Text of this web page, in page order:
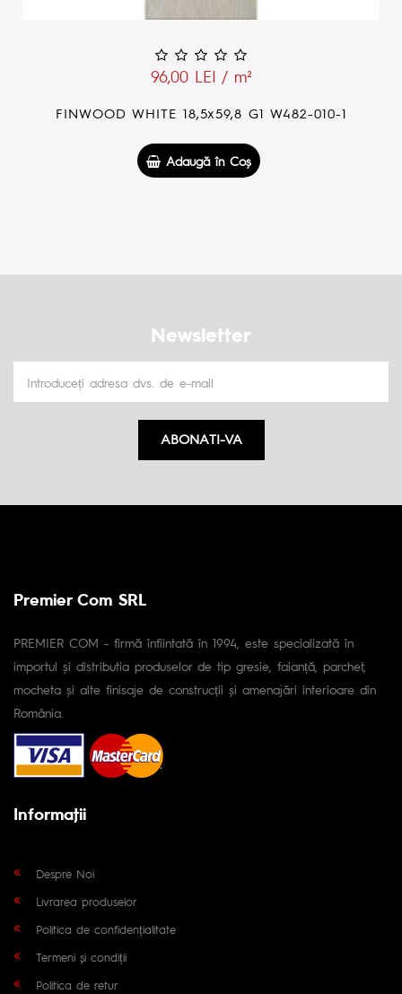
96,00 LEI / m²
FINWOOD WHITE 18,5x59,8 G1 W482-010-1
Adaugă în Coş
Newsletter
ABONATI-VA
Premier Com SRL
PREMIER COM - firmă înfiintată în 1994, este specializată în
importul și distributia produselor de tip gresie, faianță, parchet,
mocheta și alte finisaje de construcții și amenajări interioare din
România.
Informaţii
Despre Noi
Livrarea produselor
Politica de confidențialitate
Termeni și condiții
Politica de retur